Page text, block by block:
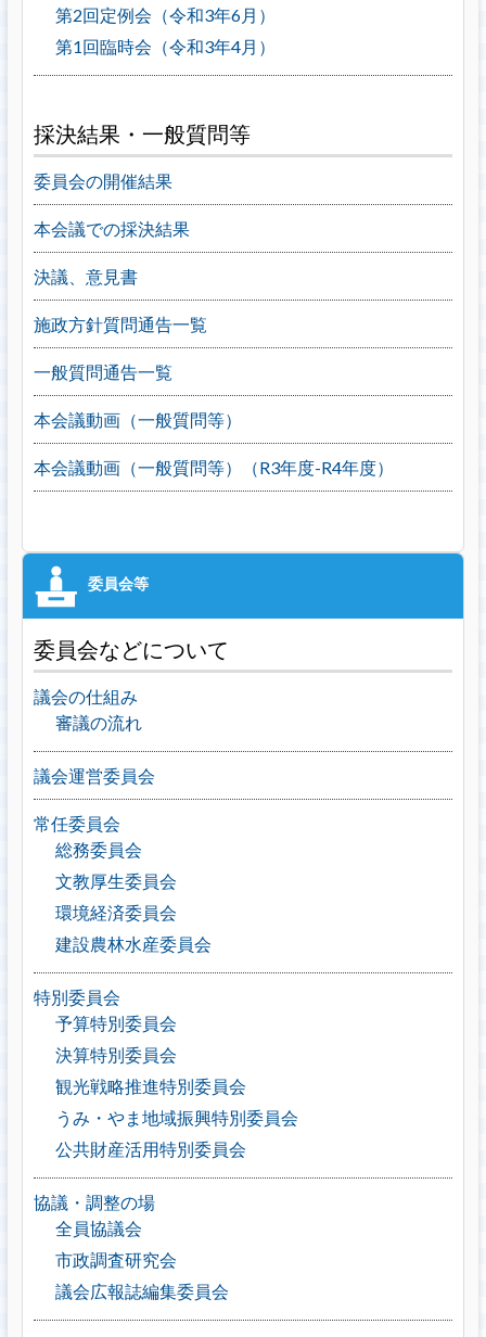
第2回定例会（令和3年6月）
第1回臨時会（令和3年4月）
採決結果・一般質問等
委員会の開催結果
本会議での採決結果
決議、意見書
施政方針質問通告一覧
一般質問通告一覧
本会議動画（一般質問等）
本会議動画（一般質問等）（R3年度-R4年度）
委員会などについて
議会の仕組み
審議の流れ
議会運営委員会
常任委員会
総務委員会
文教厚生委員会
環境経済委員会
建設農林水産委員会
特別委員会
予算特別委員会
決算特別委員会
観光戦略推進特別委員会
うみ・やま地域振興特別委員会
公共財産活用特別委員会
協議・調整の場
全員協議会
市政調査研究会
議会広報誌編集委員会